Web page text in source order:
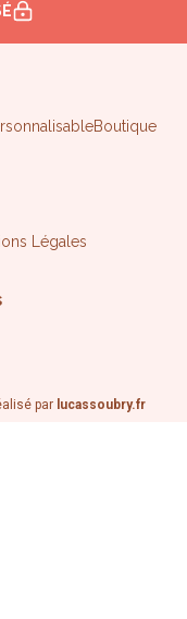
Boutique
Légales
par lucassoubry.fr